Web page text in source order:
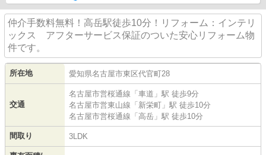
仲介手数料無料！高岳駅徒歩10分！リフォーム：インテリ
ックス アフターサービス保証のついた安心リフォーム物
件です。
所在地 愛知県名古屋市東区代官町28
交通
名古屋市営桜通線 「 車道 」駅 徒歩9分
名古屋市営東山線 「 新栄町 」駅 徒歩10分
名古屋市営桜通線 「 高岳 」駅 徒歩10分
間取り 3LDK